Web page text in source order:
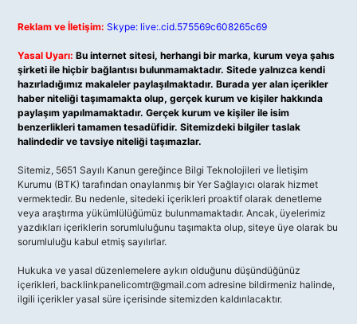
Reklam ve İletişim: Skype: live:.cid.575569c608265c69
Yasal Uyarı: Bu internet sitesi, herhangi bir marka, kurum veya şahıs
şirketi ile hiçbir bağlantısı bulunmamaktadır. Sitede yalnızca kendi
hazırladığımız makaleler paylaşılmaktadır. Burada yer alan içerikler
haber niteliği taşımamakta olup, gerçek kurum ve kişiler hakkında
paylaşım yapılmamaktadır. Gerçek kurum ve kişiler ile isim
benzerlikleri tamamen tesadüfidir. Sitemizdeki bilgiler taslak
halindedir ve tavsiye niteliği taşımazlar.
Sitemiz, 5651 Sayılı Kanun gereğince Bilgi Teknolojileri ve İletişim
Kurumu (BTK) tarafından onaylanmış bir Yer Sağlayıcı olarak hizmet
vermektedir. Bu nedenle, sitedeki içerikleri proaktif olarak denetleme
veya araştırma yükümlülüğümüz bulunmamaktadır. Ancak, üyelerimiz
yazdıkları içeriklerin sorumluluğunu taşımakta olup, siteye üye olarak bu
sorumluluğu kabul etmiş sayılırlar.
Hukuka ve yasal düzenlemelere aykırı olduğunu düşündüğünüz
içerikleri, backlinkpanelicomtr@gmail.com adresine bildirmeniz halinde,
ilgili içerikler yasal süre içerisinde sitemizden kaldırılacaktır.